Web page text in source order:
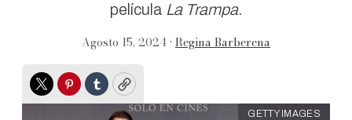
película La Trampa.
Agosto 15, 2024 • Regina Barberena
TwitterPinterest
TumblrCopy
GETTY IMAGES